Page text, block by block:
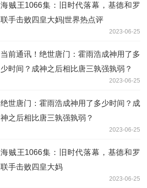
海贼王1066集：旧时代落幕，基德和罗
联手击败四皇大妈|世界热点评
2023-06-25
当前通讯！绝世唐门：霍雨浩成神用了多
少时间？成神之后相比唐三孰强孰弱？
2023-06-25
绝世唐门：霍雨浩成神用了多少时间？成
神之后相比唐三孰强孰弱？
2023-06-25
海贼王1066集：旧时代落幕，基德和罗
联手击败四皇大妈
2023-06-25